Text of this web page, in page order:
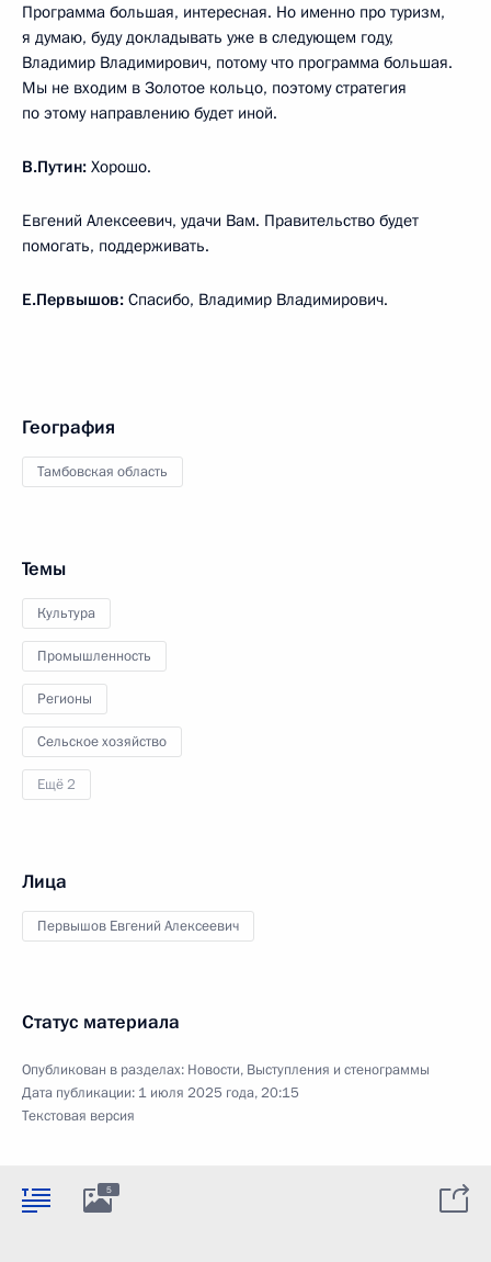
Программа большая, интересная. Но именно про туризм,
я думаю, буду докладывать уже в следующем году,
Владимир Владимирович, потому что программа большая.
Мы не входим в Золотое кольцо, поэтому стратегия
по этому направлению будет иной.
В.Путин: Хорошо.
Евгений Алексеевич, удачи Вам. Правительство будет
помогать, поддерживать.
Е.Первышов: Спасибо, Владимир Владимирович.
География
Тамбовская область
Темы
Культура
Промышленность
Регионы
Сельское хозяйство
Ещё 2
Лица
Первышов Евгений Алексеевич
Статус материала
Опубликован в разделах: Новости, Выступления и стенограммы
Дата публикации: 1 июля 2025 года, 20:15
Текстовая версия
5